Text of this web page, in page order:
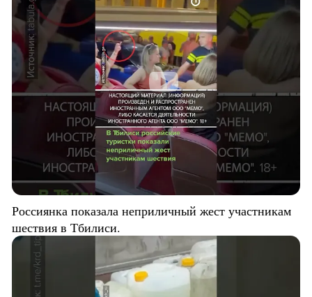
Россиянка показала неприличный жест участникам
шествия в Тбилиси.